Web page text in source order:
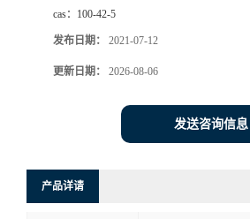
cas： 100-42-5
发布日期： 2021-07-12
更新日期： 2026-08-06
发送咨询信息
产品详请